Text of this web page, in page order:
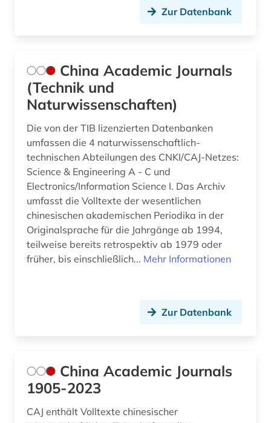
öffentliche forschung (1)
ökologie (1)
Zur Datenbank
China Academic Journals
(Technik und
Naturwissenschaften)
Die von der TIB lizenzierten Datenbanken
umfassen die 4 naturwissenschaftlich-
technischen Abteilungen des CNKI/CAJ-Netzes:
Science & Engineering A - C und
Electronics/Information Science I. Das Archiv
umfasst die Volltexte der wesentlichen
chinesischen akademischen Periodika in der
Originalsprache für die Jahrgänge ab 1994,
teilweise bereits retrospektiv ab 1979 oder
früher, bis einschließlich... Mehr Informationen
Zur Datenbank
China Academic Journals
1905-2023
CAJ enthält Volltexte chinesischer